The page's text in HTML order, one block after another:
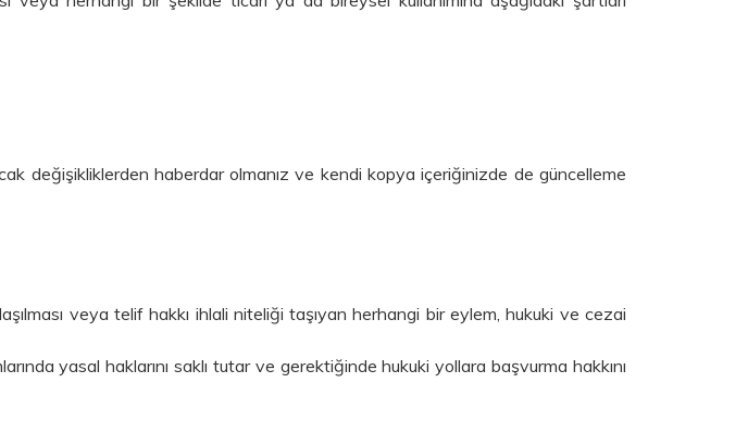
değişikliklerden haberdar olmanız ve kendi kopya içeriğinizde de güncelleme
veya telif hakkı ihlali niteliği taşıyan herhangi bir eylem, hukuki ve cezai
yasal haklarını saklı tutar ve gerektiğinde hukuki yollara başvurma hakkını